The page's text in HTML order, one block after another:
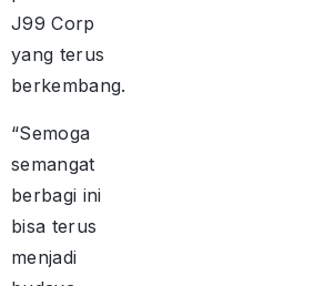
J99 Corp
yang terus
berkembang.
“Semoga
semangat
berbagi ini
bisa terus
menjadi